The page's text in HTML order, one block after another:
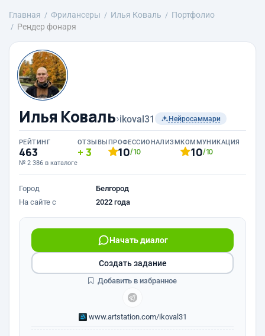
Главная Фрилансеры Илья Коваль
Портфолио
Рендер фонаря
Илья Коваль›ikoval31 Нейросаммари
РЕЙТИНГ
463
№ 2 386 в каталоге
ОТЗЫВЫ
3
ПРОФЕССИОНАЛИЗМ
10/10
КОММУНИКАЦИЯ
10/10
Город
Белгород
На сайте с
2022 года
Начать диалог
www.artstation.com/ikoval31
Создать задание
Добавить в избранное